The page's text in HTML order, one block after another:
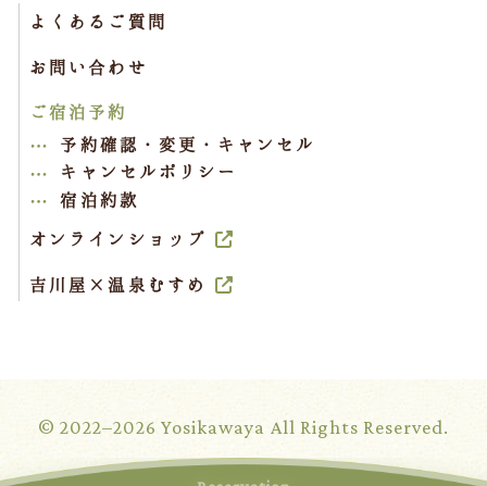
よくあるご質問
お問い合わせ
ご宿泊予約
予約確認・変更・キャンセル
キャンセルポリシー
宿泊約款
オンラインショップ
吉川屋×温泉むすめ
© 2022–2026 Yosikawaya All Rights Reserved.